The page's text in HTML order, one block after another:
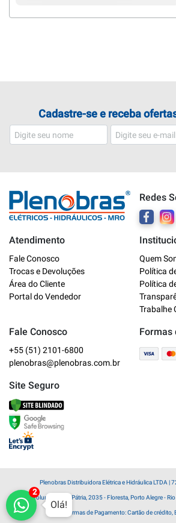
Cadastre-se e receba
Redes
Atendimento
Fale Conosco
Trocas e Devoluções
Área do Cliente
Portal do Vendedor
Quem
Política
Política
Trabalhe
Fale Conosco
+55 (51) 2101-6800
plenobras@plenobras.com.br
Formas
Site Seguro
Plenobras Distribuidora Elétrica e Hidráulica LTDA
Av. Voluntários da Pátria, 2035 - Floresta, Porto Alegre -
Formas de Pagamento: Cartão de crédito,
Olá!
Online
Bem vindo a Plenobras! Aqui você
encontra toda a linha de materiais
O que você deseja?
Dúvidas técnicas sobre produtos